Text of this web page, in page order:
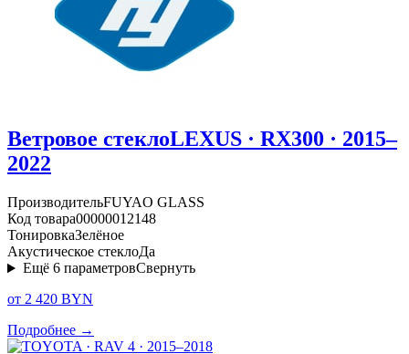
Ветровое стеклоLEXUS · RX300 · 2015–
2022
ПроизводительFUYAO GLASS
Код товара00000012148
ТонировкаЗелёное
Акустическое стеклоДа
Ещё 6 параметровСвернуть
от 2 420 BYN
Подробнее →